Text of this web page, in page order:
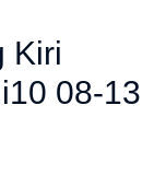
Kiri
08-13